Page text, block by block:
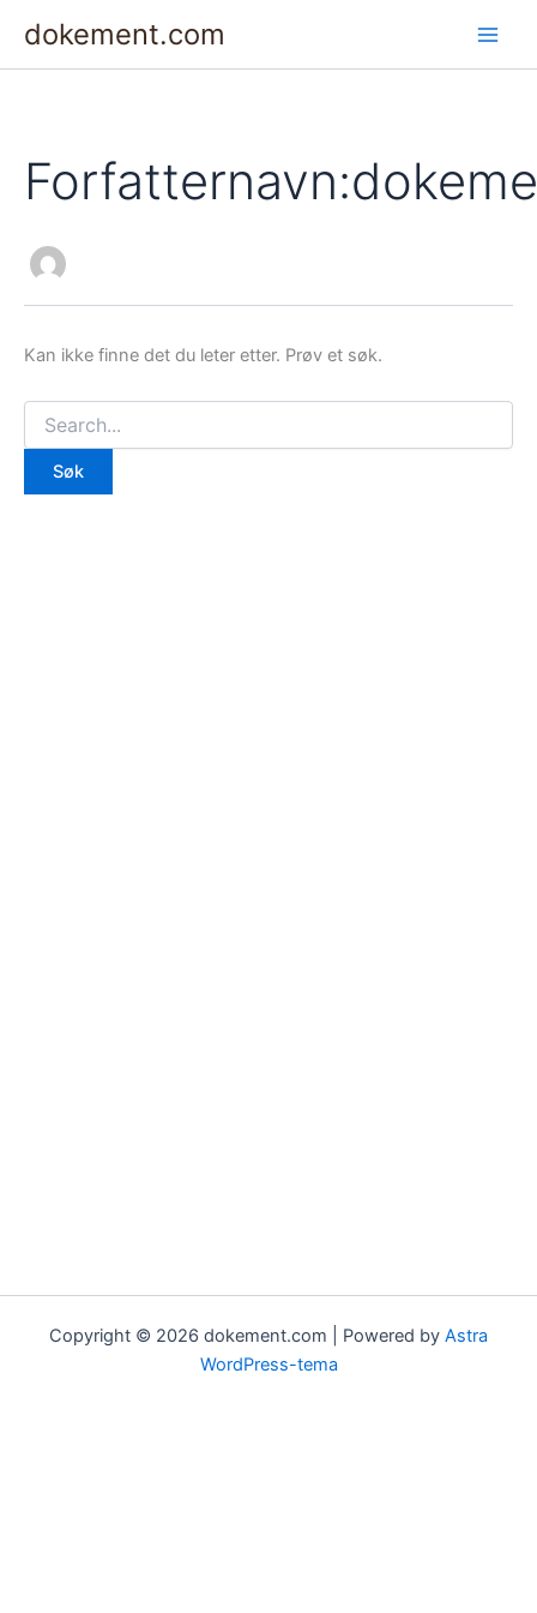
rett
til
dokement.com
Kan ikke finne det du leter etter. Prøv et søk.
etter:
Copyright © 2026 dokement.com | Powered by Astra
WordPress-tema